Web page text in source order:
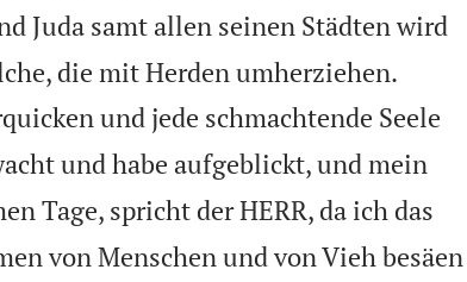
Juda samt allen seinen Städten wird
die mit Herden umherziehen.
und jede schmachtende Seele
und habe aufgeblickt, und mein
Tage, spricht der HERR, da ich das
von Menschen und von Vieh besäen